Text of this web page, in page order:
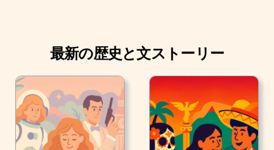
最新の歴史と文ストーリー